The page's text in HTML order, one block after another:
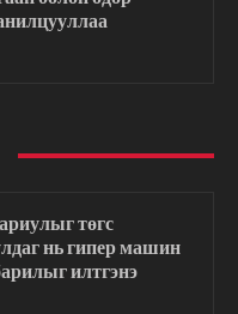
төгс
нь гипер машин
илтгэнэ